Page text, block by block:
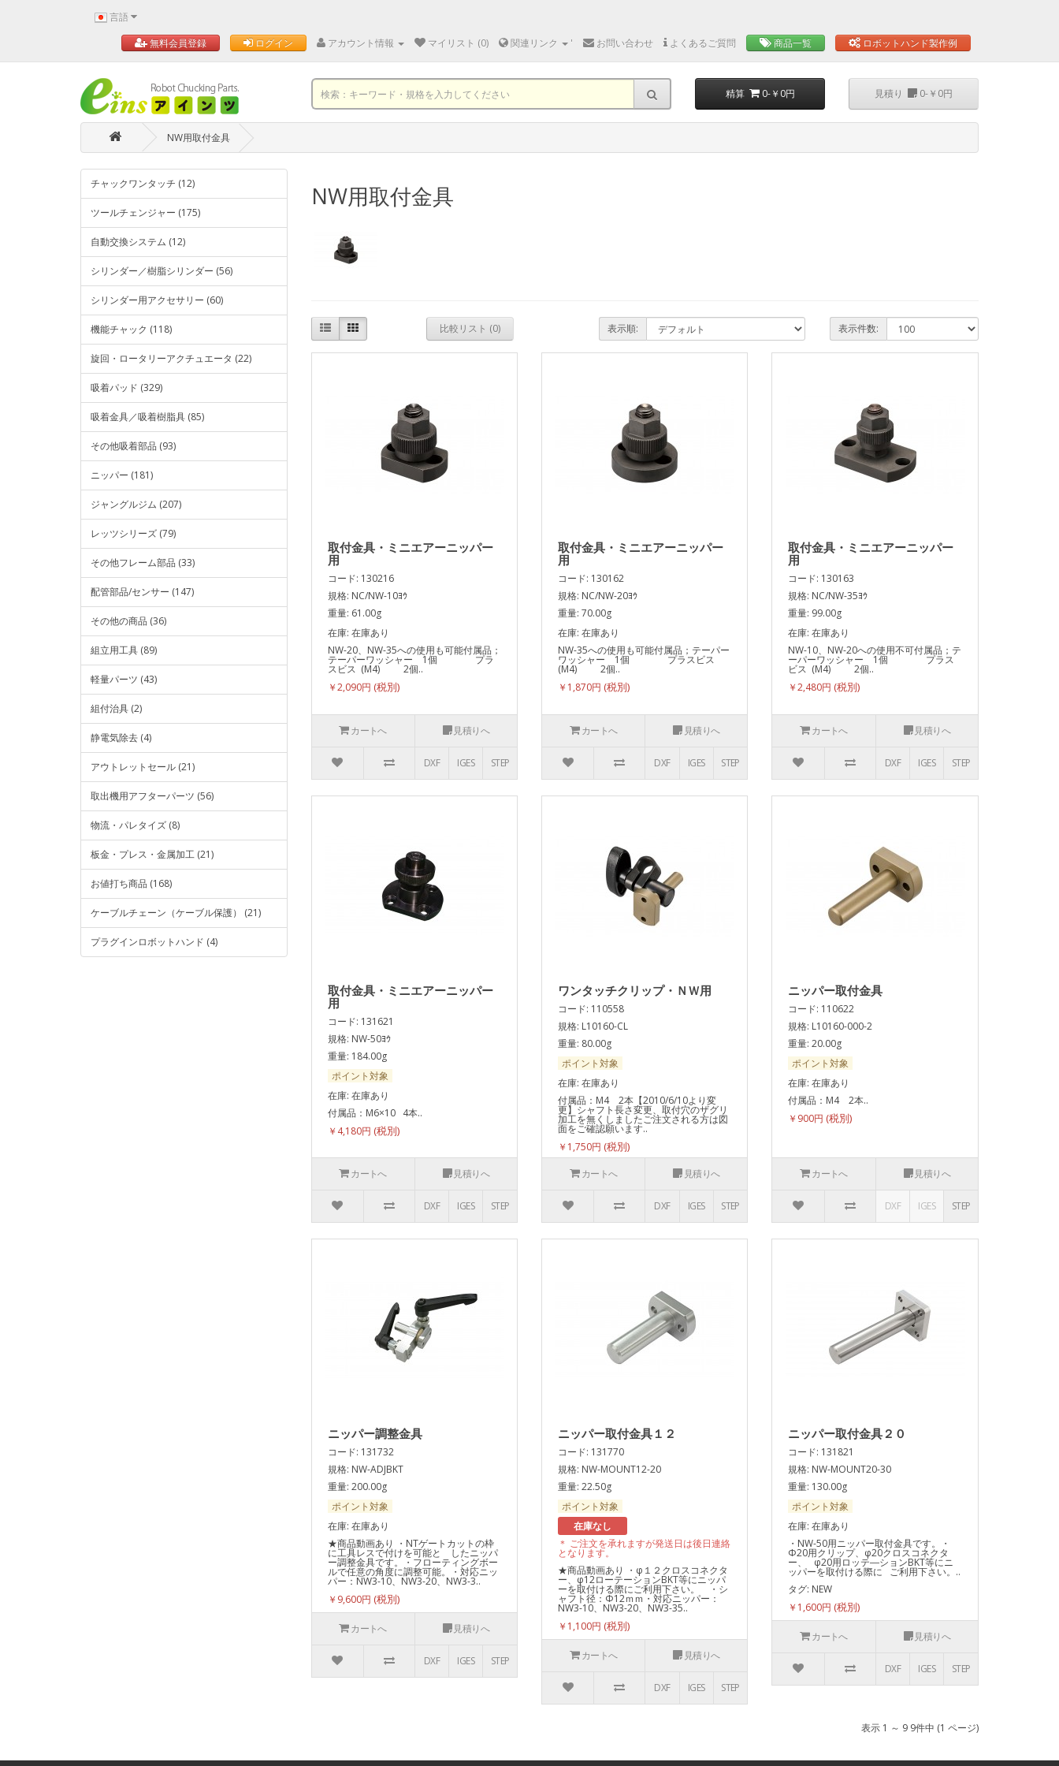
言語
無料会員登録
ログイン アカウント情報 マイリスト (0) 関連リンク ' お問い合わせ よくあるご質問 商品一覧 ロボットハンド製作例
精算 0-￥0円 見積り 0-￥0円
NW用取付金具
チャックワンタッチ (12)
ツールチェンジャー (175)
自動交換システム (12)
シリンダー／樹脂シリンダー (56)
シリンダー用アクセサリー (60)
機能チャック (118)
旋回・ロータリーアクチュエータ (22)
吸着パッド (329)
吸着金具／吸着樹脂具 (85)
その他吸着部品 (93)
ニッパー (181)
ジャングルジム (207)
レッツシリーズ (79)
その他フレーム部品 (33)
配管部品/センサー (147)
その他の商品 (36)
組立用工具 (89)
軽量パーツ (43)
組付治具 (2)
静電気除去 (4)
アウトレットセール (21)
取出機用アフターパーツ (56)
物流・パレタイズ (8)
板金・プレス・金属加工 (21)
お値打ち商品 (168)
ケーブルチェーン（ケーブル保護） (21)
プラグインロボットハンド (4)
NW用取付金具
比較リスト (0) 表示順: 表示件数:
取付金具・ミニエアーニッパー
用
コード: 130216
規格: NC/NW-10ﾖｳ
重量: 61.00g
在庫: 在庫あり
NW-20、NW-35への使用も可能付属品；
テーパーワッシャー 1個 プラ
スビス (M4) 2個..
￥2,090円
カートへ 見積りへ
DXF IGES STEP
取付金具・ミニエアーニッパー
用
コード: 130162
規格: NC/NW-20ﾖｳ
重量: 70.00g
在庫: 在庫あり
NW-35への使用も可能付属品；テーパー
ワッシャー 1個 プラスビス
(M4) 2個..
￥1,870円
カートへ 見積りへ
DXF IGES STEP
取付金具・ミニエアーニッパー
用
コード: 130163
規格: NC/NW-35ﾖｳ
重量: 99.00g
在庫: 在庫あり
NW-10、NW-20への使用不可付属品；テ
ーパーワッシャー 1個 プラス
ビス (M4) 2個..
￥2,480円
カートへ 見積りへ
DXF IGES STEP
取付金具・ミニエアーニッパー
用
コード: 131621
規格: NW-50ﾖｳ
重量: 184.00g
ポイント対象
在庫: 在庫あり
付属品：M6×10 4本..
￥4,180円
カートへ 見積りへ
DXF IGES STEP
ワンタッチクリップ・ＮＷ用
コード: 110558
規格: L10160-CL
重量: 80.00g
ポイント対象
在庫: 在庫あり
付属品：M4 2本【2010/6/10より変
更】シャフト長さ変更、取付穴のザグリ
加工を無くしましたご注文される方は図
面をご確認願います..
￥1,750円
カートへ
見積りへ
DXF IGES STEP
ニッパー取付金具
コード: 110622
規格: L10160-000-2
重量: 20.00g
ポイント対象
在庫: 在庫あり
付属品：M4 2本..
￥900円
カートへ 見積りへ
DXF IGES STEP
ニッパー調整金具
コード: 131732
規格: NW-ADJBKT
重量: 200.00g
ポイント対象
在庫: 在庫あり
★商品動画あり ・NTゲートカットの枠
に工具レスで付けを可能と したニッパ
ー調整金具です。・フローティングボー
ルで任意の角度に調整可能。・対応ニッ
パー：NW3-10、NW3-20、NW3-3..
￥9,600円
カートへ 見積りへ
DXF IGES STEP
ニッパー取付金具１２
コード: 131770
規格: NW-MOUNT12-20
重量: 22.50g
ポイント対象
在庫なし
＊ ご注文を承れますが発送日は後日連絡
となります。
★商品動画あり ・φ１２クロスコネクタ
ー、φ12ローテーションBKT等にニッパ
ーを取付ける際にご利用下さい。 ・シ
ャフト径：Φ12ｍｍ・対応ニッパー：
NW3-10、NW3-20、NW3-35..
￥1,100円
カートへ 見積りへ
DXF IGES STEP
ニッパー取付金具２０
コード: 131821
規格: NW-MOUNT20-30
重量: 130.00g
ポイント対象
在庫: 在庫あり
・NW-50用ニッパー取付金具です。・
Φ20用クリップ、φ20クロスコネクタ
ー、 φ20用ロッテ―ションBKT等にニ
ッパーを取付ける際に ご利用下さい。..
タグ: NEW
￥1,600円
カートへ 見積りへ
DXF IGES STEP
表示 1 ～ 9 9件中 (1 ページ)